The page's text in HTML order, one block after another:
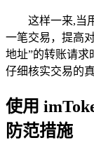
这样一来,当
一笔交易，提高
地址”的转账请求
仔细核实交易的
使用
防范措施